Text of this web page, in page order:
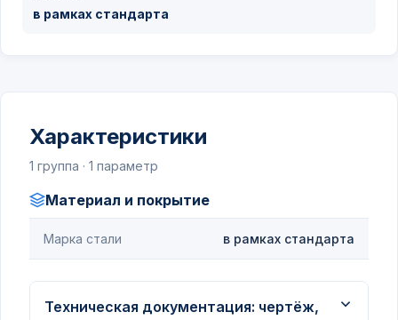
в рамках стандарта
Характеристики
1 группа · 1 параметр
Материал и покрытие
Марка стали в рамках стандарта
Техническая документация: чертёж,